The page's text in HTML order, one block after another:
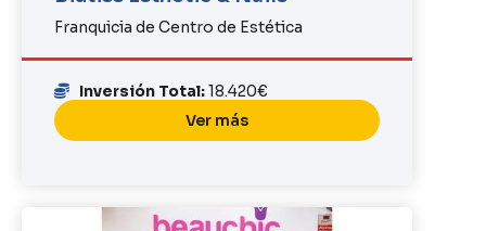
Franquicia de Centro de Estética
Inversión Total:18.420€
Ver más